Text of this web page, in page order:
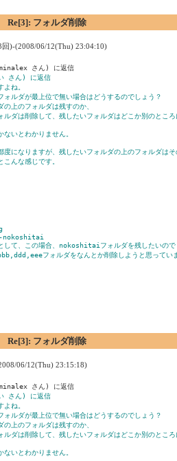
Re[3]: フォルダ削除
回)-(2008/06/12(Thu) 23:04:10)
(sikuminalex さん) に返信
さん) に返信
ね。
ォルダが最上位で無い場合はどうするのでしょう？
上のフォルダは残すのか、
ルダは削除して、残したいフォルダはどこか別のとこ
いとわかりません。
になりますが、残したいフォルダの上のフォルダは
んな感じです。
して、この場合、nokoshitaiフォルダを残したいので
フォルダをなんとか削除しようと思ってい
Re[3]: フォルダ削除
06/12(Thu) 23:15:18)
(sikuminalex さん) に返信
さん) に返信
ね。
ォルダが最上位で無い場合はどうするのでしょう？
上のフォルダは残すのか、
ルダは削除して、残したいフォルダはどこか別のとこ
いとわかりません。